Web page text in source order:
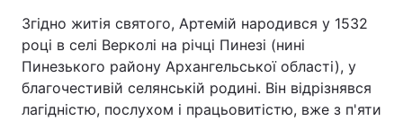
Згідно житія святого, Артемій народився у 1532
році в селі Верколі на річці Пинезі (нині
Пинезького району Архангельської області), у
благочестивій селянській родині. Він відрізнявся
лагідністю, послухом і працьовитістю, вже з п'яти